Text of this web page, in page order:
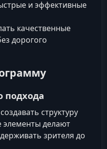
и эффективные
качественные
дорогого
подхода
структуру
элементы делают
зрителя до